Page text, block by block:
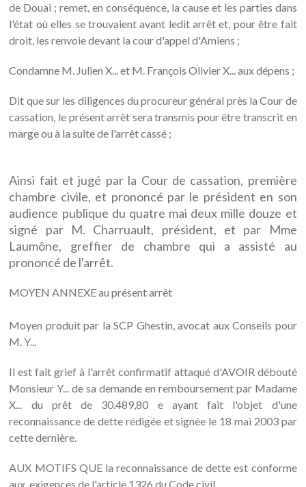
de Douai ; remet, en conséquence, la cause et les parties dans
l'état où elles se trouvaient avant ledit arrêt et, pour être fait
droit, les renvoie devant la cour d'appel d'Amiens ;
Condamne M. Julien X... et M. François Olivier X... aux dépens ;
Dit que sur les diligences du procureur général près la Cour de
cassation, le présent arrêt sera transmis pour être transcrit en
marge ou à la suite de l'arrêt cassé ;
Ainsi fait et jugé par la Cour de cassation, première
chambre civile, et prononcé par le président en son
audience publique du quatre mai deux mille douze et
signé par M. Charruault, président, et par Mme
Laumône, greffier de chambre qui a assisté au
prononcé de l'arrêt.
MOYEN ANNEXE au présent arrêt
Moyen produit par la SCP Ghestin, avocat aux Conseils pour
M. Y...
Il est fait grief à l'arrêt confirmatif attaqué d'AVOIR débouté
Monsieur Y... de sa demande en remboursement par Madame
X... du prêt de 30.489,80 e ayant fait l'objet d'une
reconnaissance de dette rédigée et signée le 18 mai 2003 par
cette dernière.
AUX MOTIFS QUE la reconnaissance de dette est conforme
aux. exigences de l'article 1326 du Code civil